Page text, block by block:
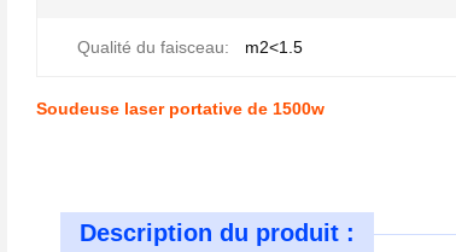
Qualité du faisceau: m2<1.5
Soudeuse laser portative de 1500w
Description du produit :